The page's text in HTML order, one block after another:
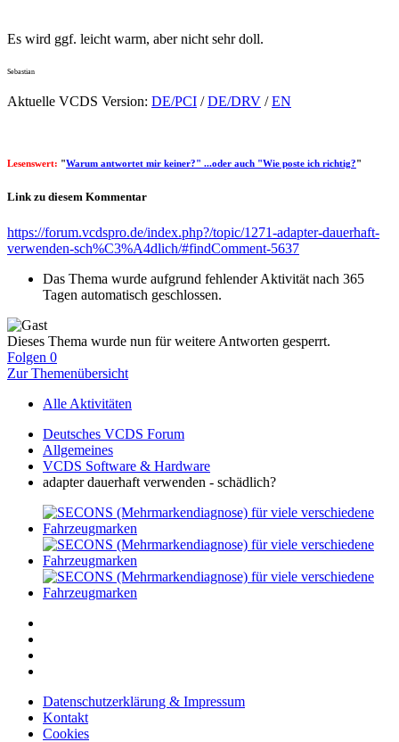
Es wird ggf. leicht warm, aber nicht sehr doll.
Sebastian
Aktuelle VCDS Version: DE/PCI /DE/DRV /EN
Lesenswert: "Warum antwortet mir keiner?" ...oder auch "Wie poste ich richtig?"
Link zu diesem Kommentar
https://forum.vcdspro.de/index.php?/topic/1271-adapter-dauerhaft-
verwenden-sch%C3%A4dlich/#findComment-5637
Das Thema wurde aufgrund fehlender Aktivität nach 365
Tagen automatisch geschlossen.
Dieses Thema wurde nun für weitere Antworten gesperrt.
Folgen 0
Zur Themenübersicht
Alle Aktivitäten
Deutsches VCDS Forum
Allgemeines
VCDS Software & Hardware
adapter dauerhaft verwenden - schädlich?
Datenschutzerklärung & Impressum
Kontakt
Cookies